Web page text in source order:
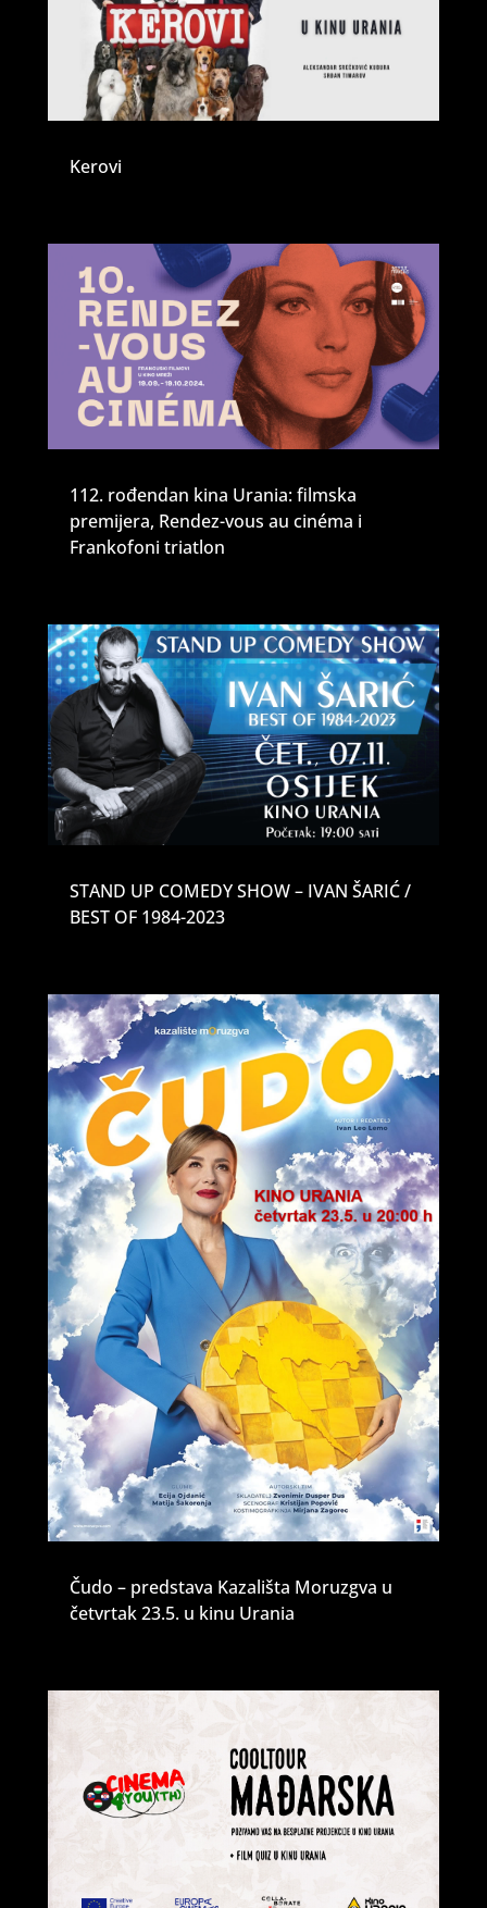
Kerovi
112. rođendan kina Urania: filmska
premijera, Rendez-vous au cinéma i
Frankofoni triatlon
STAND UP COMEDY SHOW – IVAN ŠARIĆ /
BEST OF 1984-2023
Čudo – predstava Kazališta Moruzgva u
četvrtak 23.5. u kinu Urania